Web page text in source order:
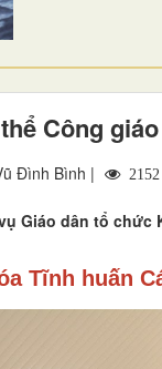
Công giáo
Đình Bình | 2152
Giáo dân tổ
Tĩnh huấn